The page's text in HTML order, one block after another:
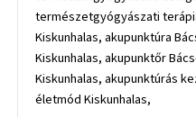
természetgyógyászati
Kiskunhalas, akupunktúra
Kiskunhalas, akupunktőr
Kiskunhalas, akupunktúrás
életmód Kiskunhalas,